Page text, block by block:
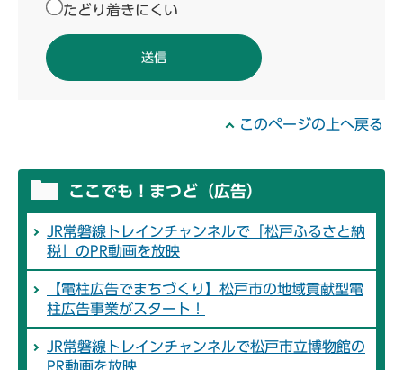
たどり着きにくい
このページの上へ戻る
ここでも！まつど（広告）
JR常磐線トレインチャンネルで「松戸ふるさと納
税」のPR動画を放映
【電柱広告でまちづくり】松戸市の地域貢献型電
柱広告事業がスタート！
JR常磐線トレインチャンネルで松戸市立博物館の
PR動画を放映